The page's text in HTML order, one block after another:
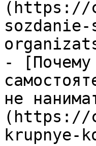
(https://
- [Почему
не
(https://
krupnye-